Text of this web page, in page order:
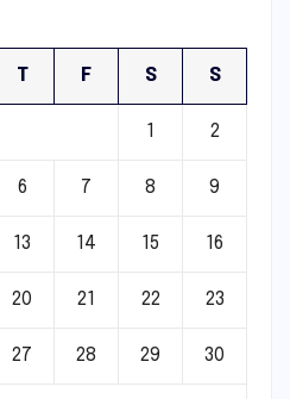
T F S S
1 2
6 7 8 9
13 14 15 16
20 21 22 23
27 28 29 30